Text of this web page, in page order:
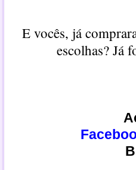
E vocês, já
escolhas? Já